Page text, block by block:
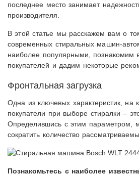
последнее место занимает
производителя.
В этой статье мы расскажем вам о
современных стиральных машин-
наиболее популярными, познакомим
покупателей и дадим некоторые
Фронтальная загрузка
Одна из ключевых характеристик, на
покупатели при выборе стиралки – это
Определившись с этим параметром,
сократить количество
Познакомьтесь с наиболее